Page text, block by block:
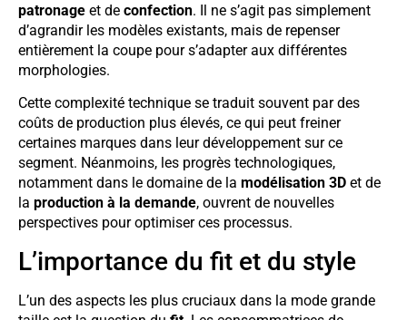
patronage et de confection. Il ne s’agit pas simplement
d’agrandir les modèles existants, mais de repenser
entièrement la coupe pour s’adapter aux différentes
morphologies.
Cette complexité technique se traduit souvent par des
coûts de production plus élevés, ce qui peut freiner
certaines marques dans leur développement sur ce
segment. Néanmoins, les progrès technologiques,
notamment dans le domaine de la modélisation 3D et de
la production à la demande, ouvrent de nouvelles
perspectives pour optimiser ces processus.
L’importance du fit et du style
L’un des aspects les plus cruciaux dans la mode grande